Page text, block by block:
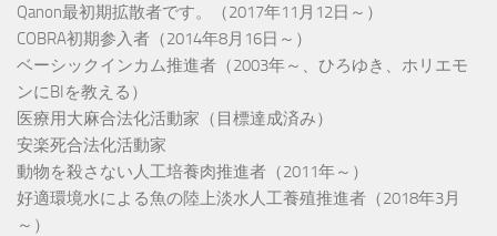
Qanon最初期拡散者です。（2017年11月12日～）
COBRA初期参入者（2014年8月16日～）
ベーシックインカム推進者（2003年～、ひろゆき、ホリエモ
ンにBIを教える）
医療用大麻合法化活動家（目標達成済み）
安楽死合法化活動家
動物を殺さない人工培養肉推進者（2011年～）
好適環境水による魚の陸上淡水人工養殖推進者（2018年3月
～）